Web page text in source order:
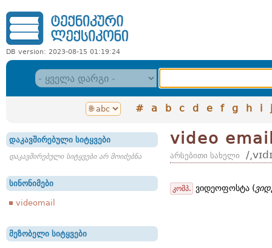
DB version: 2023-08-15 01:19:24
# a b c d e f g h i j
დაკავშირებული სიტყვები
დაკავშირებული სიტყვები არ მოიძებნა
სინონიმები
videomail
მეზობელი სიტყვები
video
არსებითი სახელი /
კომპ. ვიდეოფოსტა (